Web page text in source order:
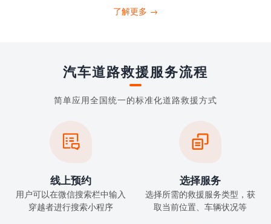
了解更多 →
汽车道路救援服务流程
简单应用全国统一的标准化道路救援方式

线上预约
用户可以在微信搜索栏中输入
穿越者进行搜索小程序

选择服务
选择所需的救援服务类型，获
取当前位置、车辆状况等